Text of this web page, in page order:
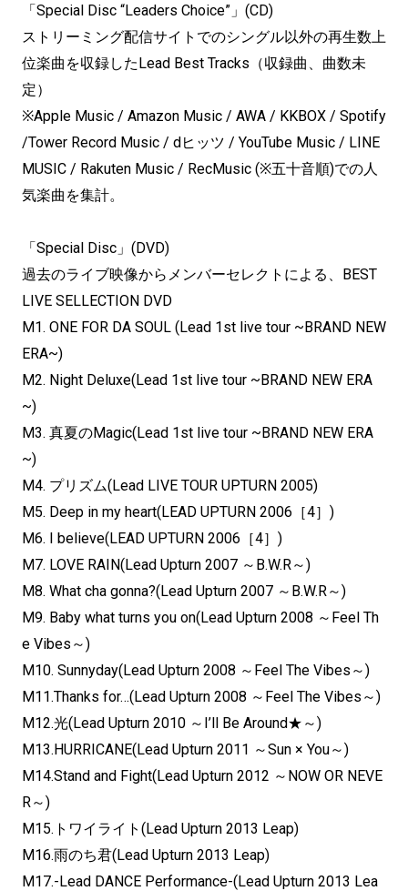
「Special Disc “Leaders Choice”」(CD)
ストリーミング配信サイトでのシングル以外の再生数上
位楽曲を収録したLead Best Tracks（収録曲、曲数未
定）
※Apple Music / Amazon Music / AWA / KKBOX / Spotify
/Tower Record Music / dヒッツ / YouTube Music / LINE
MUSIC / Rakuten Music / RecMusic (※五十音順)での人
気楽曲を集計。
「Special Disc」(DVD)
過去のライブ映像からメンバーセレクトによる、BEST
LIVE SELLECTION DVD
M1. ONE FOR DA SOUL (Lead 1st live tour ~BRAND NEW
ERA~)
M2. Night Deluxe(Lead 1st live tour ~BRAND NEW ERA
~)
M3. 真夏のMagic(Lead 1st live tour ~BRAND NEW ERA
~)
M4. プリズム(Lead LIVE TOUR UPTURN 2005)
M5. Deep in my heart(LEAD UPTURN 2006［4］)
M6. I believe(LEAD UPTURN 2006［4］)
M7. LOVE RAIN(Lead Upturn 2007 ～B.W.R～)
M8. What cha gonna?(Lead Upturn 2007 ～B.W.R～)
M9. Baby what turns you on(Lead Upturn 2008 ～Feel Th
e Vibes～)
M10. Sunnyday(Lead Upturn 2008 ～Feel The Vibes～)
M11.Thanks for…(Lead Upturn 2008 ～Feel The Vibes～)
M12.光(Lead Upturn 2010 ～I’ll Be Around★～)
M13.HURRICANE(Lead Upturn 2011 ～Sun × You～)
M14.Stand and Fight(Lead Upturn 2012 ～NOW OR NEVE
R～)
M15.トワイライト(Lead Upturn 2013 Leap)
M16.雨のち君(Lead Upturn 2013 Leap)
M17.-Lead DANCE Performance-(Lead Upturn 2013 Lea